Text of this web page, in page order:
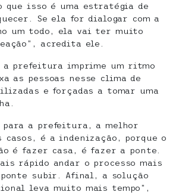
que isso é uma estratégia de
Se ela for dialogar com a
um todo, ela vai ter muito
acredita ele.
a prefeitura imprime um ritmo
as pessoas nesse clima de
e forçadas a tomar uma
para a prefeitura, a melhor
casos, é a indenização, porque o
é fazer casa, é fazer a ponte.
rápido andar o processo mais
subir. Afinal, a solução
leva muito mais tempo”,